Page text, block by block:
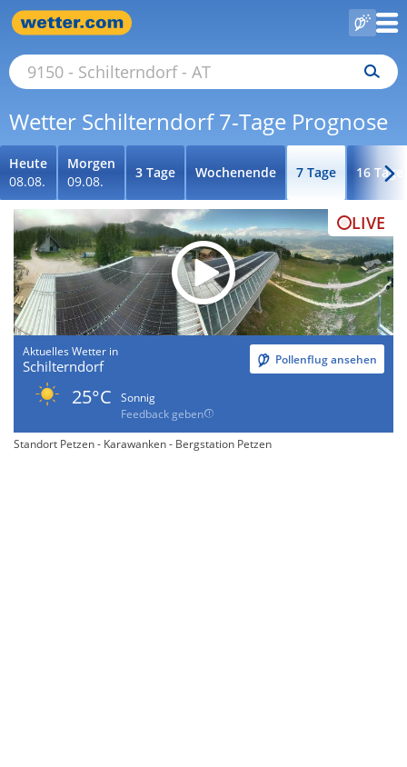
Wetter Schilterndorf 7-Tage Prognose
Heute
08.08.
Morgen
09.08.
3 Tage Wochenende 7 Tage 16 Tage
LIVE
Aktuelles Wetter in
Schilterndorf Pollenflug ansehen
25°C
Sonnig
Feedback geben
Standort Petzen - Karawanken - Bergstation Petzen